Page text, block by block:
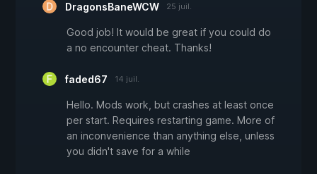
DragonsBaneWCW 25 juil.
Good job! It would be great if you could do
a no encounter cheat. Thanks!
faded67 14 juil.
Hello. Mods work, but crashes at least once
per start. Requires restarting game. More of
an inconvenience than anything else, unless
you didn't save for a while